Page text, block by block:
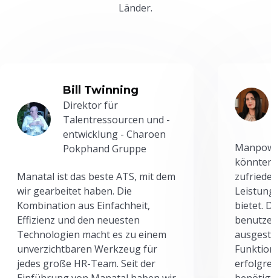
Länder.
Bill Twinning
Direktor für
Talentressourcen und -
entwicklung - Charoen
Pokphand Gruppe
Manatal ist das beste ATS, mit dem
wir gearbeitet haben. Die
Kombination aus Einfachheit,
Effizienz und den neuesten
Technologien macht es zu einem
unverzichtbaren Werkzeug für
jedes große HR-Team. Seit der
bietet.